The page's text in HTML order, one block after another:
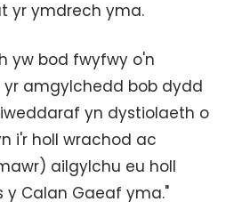
yr ymdrech yma.
yw bod fwyfwy o'n
yr amgylchedd bob dydd
yn dystiolaeth o
i'r holl wrachod ac
ailgylchu eu holl
Calan Gaeaf yma."